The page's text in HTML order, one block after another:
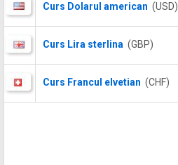
Curs Dolarul american (USD)
Curs Lira sterlina (GBP)
Curs Francul elvetian (CHF)